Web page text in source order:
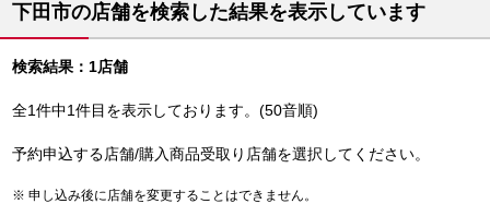
下田市の店舗を検索した結果を表示しています
検索結果：1店舗
全1件中1件目を表示しております。(50音順)
予約申込する店舗/購入商品受取り店舗を選択してください。
申し込み後に店舗を変更することはできません。